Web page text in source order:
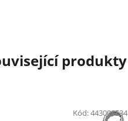
produkty
Kód:443000534